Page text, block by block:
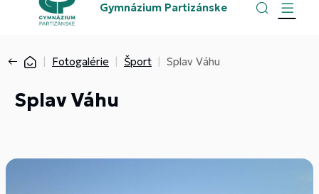
Gymnázium Partizánske
Fotogalérie Šport Splav Váhu
Splav Váhu